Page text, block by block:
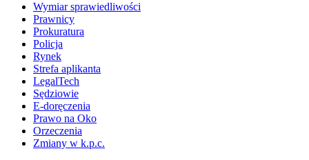
Wymiar sprawiedliwości
Prawnicy
Prokuratura
Policja
Rynek
Strefa aplikanta
LegalTech
Sędziowie
E-doręczenia
Prawo na Oko
Orzeczenia
Zmiany w k.p.c.